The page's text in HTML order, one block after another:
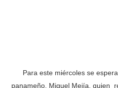
Para este miércoles se
panameño, Miguel Mejía, quien